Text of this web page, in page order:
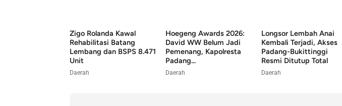
Zigo Rolanda Kawal
Rehabilitasi Batang
Lembang dan BSPS 8.471
Unit
Daerah
Hoegeng Awards 2026:
David WW Belum Jadi
Pemenang, Kapolresta
Padang...
Daerah
Longsor Lembah Anai
Kembali Terjadi, Akses
Padang-Bukittinggi
Resmi Ditutup Total
Daerah